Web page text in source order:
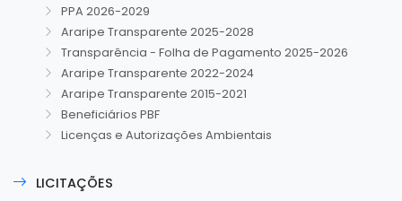
PPA 2026-2029
Araripe Transparente 2025-2028
Transparência - Folha de Pagamento 2025-2026
Araripe Transparente 2022-2024
Araripe Transparente 2015-2021
Beneficiários PBF
Licenças e Autorizações Ambientais
LICITAÇÕES